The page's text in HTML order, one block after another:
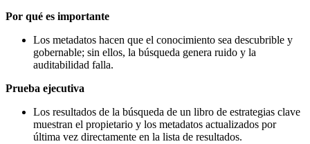
Por qué es importante
Los metadatos hacen que el conocimiento sea descubrible y
gobernable; sin ellos, la búsqueda genera ruido y la
auditabilidad falla.
Prueba ejecutiva
Los resultados de la búsqueda de un libro de estrategias clave
muestran el propietario y los metadatos actualizados por
última vez directamente en la lista de resultados.